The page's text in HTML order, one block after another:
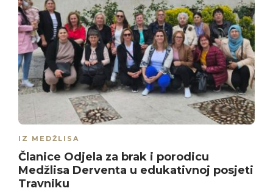
IZ MEDŽLISA
Članice Odjela za brak i porodicu
Medžlisa Derventa u edukativnoj posjeti
Travniku